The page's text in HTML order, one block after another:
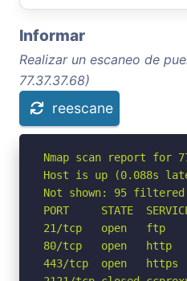
Informar
Realizar un escaneo de
77.37.37.68)
reescane
Nmap scan report for
Host is up (0.088s
Not shown: 95
PORT     STATE
21/tcp   open   ftp
80/tcp   open   http
443/tcp  open   https